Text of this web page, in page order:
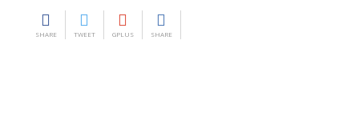
SHARE TWEET GPLUS SHARE